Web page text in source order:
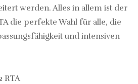
werden. Alles in allem ist der
die perfekte Wahl für alle, die
und intensiven
RTA